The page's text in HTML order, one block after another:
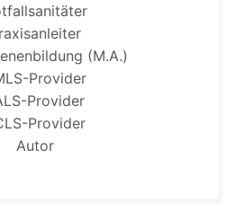
(M.A.)
Provider
Provider
Provider
Autor